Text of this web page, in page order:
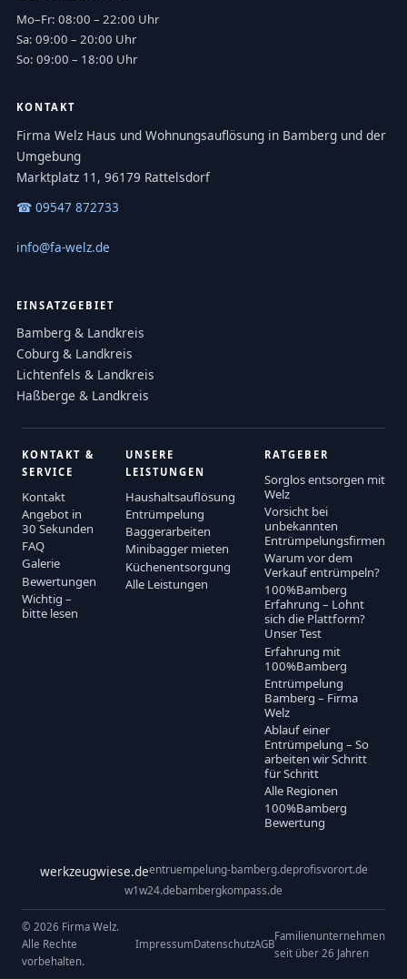
Mo–Fr: 08:00 – 22:00 Uhr
Sa: 09:00 – 20:00 Uhr
So: 09:00 – 18:00 Uhr
KONTAKT
Firma Welz Haus und Wohnungsauflösung in Bamberg und der
Umgebung
Marktplatz 11, 96179 Rattelsdorf
☎ 09547 872733
info@fa-welz.de
EINSATZGEBIET
Bamberg & Landkreis
Coburg & Landkreis
Lichtenfels & Landkreis
Haßberge & Landkreis
KONTAKT &
SERVICE
Kontakt
Angebot in
30 Sekunden
FAQ
Galerie
Bewertungen
Wichtig –
bitte lesen
UNSERE
LEISTUNGEN
Haushaltsauflösung
Entrümpelung
Baggerarbeiten
Minibagger mieten
Küchenentsorgung
Alle Leistungen
RATGEBER
Sorglos entsorgen mit
Welz
Vorsicht bei
unbekannten
Entrümpelungsfirmen
Warum vor dem
Verkauf entrümpeln?
100%Bamberg
Erfahrung – Lohnt
sich die Plattform?
Unser Test
Erfahrung mit
100%Bamberg
Entrümpelung
Bamberg – Firma
Welz
Ablauf einer
Entrümpelung – So
arbeiten wir Schritt
für Schritt
Alle Regionen
100%Bamberg
Bewertung
werkzeugwiese.deentruempelung-bamberg.deprofisvorort.de
w1w24.debambergkompass.de
© 2026 Firma Welz.
Alle Rechte
vorbehalten.
ImpressumDatenschutzAGB
Familienunternehmen
seit über 26 Jahren